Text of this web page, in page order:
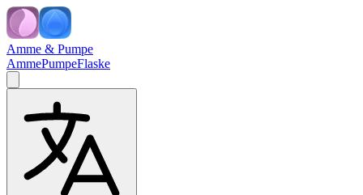
Amme & Pumpe
AmmePumpeFlaske